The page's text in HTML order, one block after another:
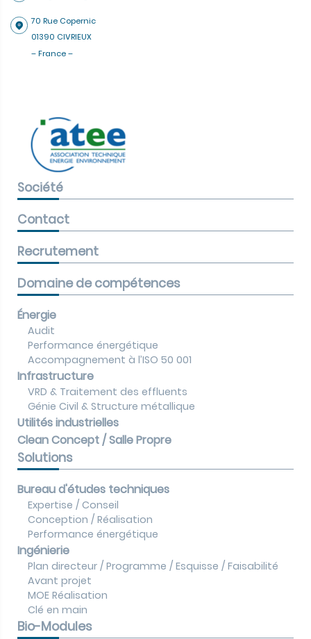
70 Rue Copernic
01390 CIVRIEUX
– France –
Société
Contact
Recrutement
Domaine de compétences
Énergie
Audit
Performance énergétique
Accompagnement à l’ISO 50 001
Infrastructure
VRD & Traitement des effluents
Génie Civil & Structure métallique
Utilités industrielles
Clean Concept / Salle Propre
Solutions
Bureau d'études techniques
Expertise / Conseil
Conception / Réalisation
Performance énergétique
Ingénierie
Plan directeur / Programme / Esquisse / Faisabilité
Avant projet
MOE Réalisation
Clé en main
Bio-Modules